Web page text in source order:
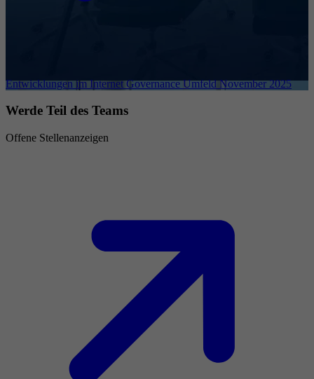
Entwicklungen im Internet Governance Umfeld November 2025
Werde Teil des Teams
Offene Stellenanzeigen